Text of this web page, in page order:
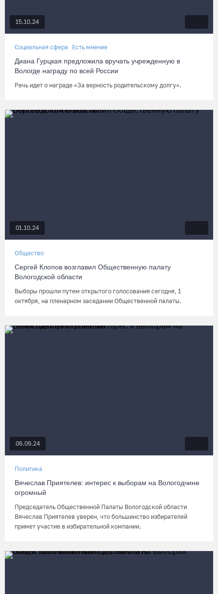
15.10.24
Социальная сфера Есть мнение
Диана Гурцкая предложила вручать учрежденную в
Вологде награду по всей России
Речь идет о награде «За верность родительскому долгу».
01.10.24
Общество
Сергей Клопов возглавил Общественную палату
Вологодской области
Выборы прошли путем открытого голосования сегодня, 1
октября, на пленарном заседании Общественной палаты.
06.09.24
Политика
Вячеслав Приятелев: интерес к выборам на Вологодчине
огромный
Председатель Общественной Палаты Вологодской области
Вячеслав Приятелев уверен, что большинство избирателей
примет участие в избирательной компании.